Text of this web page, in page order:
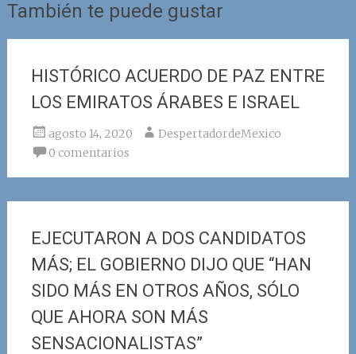
También te puede gustar
HISTÓRICO ACUERDO DE PAZ ENTRE
LOS EMIRATOS ÁRABES E ISRAEL
agosto 14, 2020
DespertadordeMexico
0 comentarios
EJECUTARON A DOS CANDIDATOS
MÁS; EL GOBIERNO DIJO QUE “HAN
SIDO MÁS EN OTROS AÑOS, SÓLO
QUE AHORA SON MÁS
SENSACIONALISTAS”